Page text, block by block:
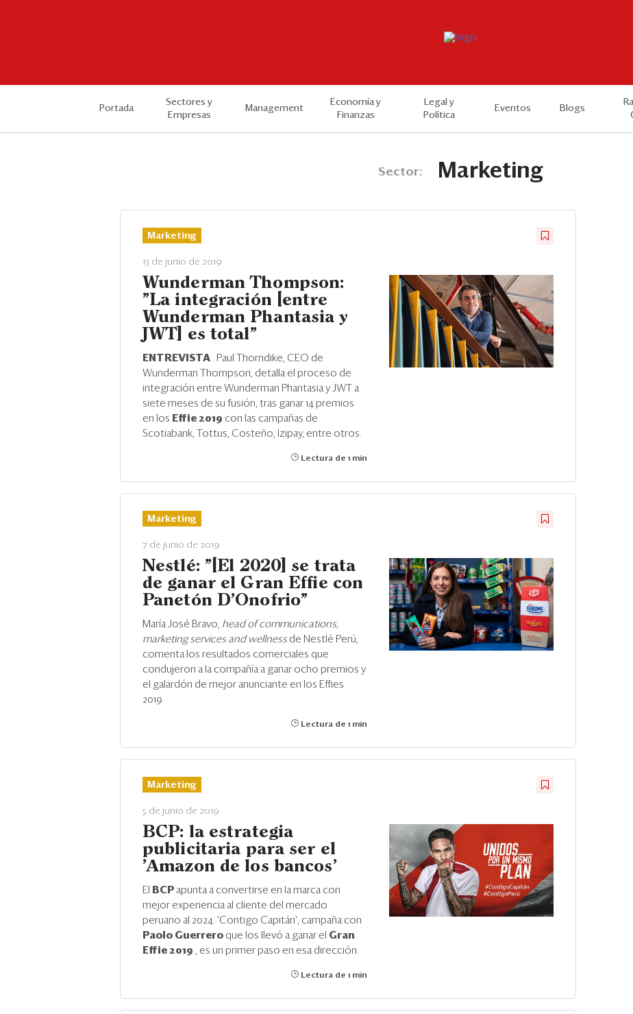
Portada
Sectores y
Empresas
Management
Economía y
Finanzas
Legal y
Política
Eventos Blogs
Sector: Marketing
Marketing
13 de junio de 2019
Wunderman Thompson:
"La integración [entre
Wunderman Phantasia y
JWT] es total"
ENTREVISTA . Paul Thorndike, CEO de
Wunderman Thompson, detalla el proceso de
integración entre Wunderman Phantasia y JWT a
siete meses de su fusión, tras ganar 14 premios
en los Effie 2019 con las campañas de
Scotiabank, Tottus, Costeño, Izipay, entre otros.
Lectura de 1 min
Marketing
7 de junio de 2019
Nestlé: "[El 2020] se trata
de ganar el Gran Effie con
Panetón D'Onofrio"
María José Bravo, head of communications,
marketing services and wellness de Nestlé Perú,
comenta los resultados comerciales que
condujeron a la compañía a ganar ocho premios y
el galardón de mejor anunciante en los Effies
2019.
Lectura de 1 min
Marketing
5 de junio de 2019
BCP: la estrategia
publicitaria para ser el
'Amazon de los bancos'
El BCP apunta a convertirse en la marca con
mejor experiencia al cliente del mercado
peruano al 2024. 'Contigo Capitán', campaña con
Paolo Guerrero que los llevó a ganar el Gran
Effie 2019 , es un primer paso en esa dirección.
Lectura de 1 min